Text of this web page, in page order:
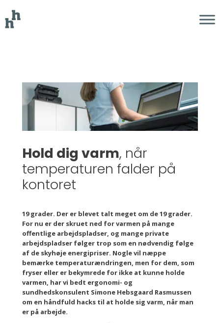
Hold dig varm, når
temperaturen falder på
kontoret
19 grader. Der er blevet talt meget om de 19 grader.
For nu er der skruet ned for varmen på mange
offentlige arbejdspladser, og mange private
arbejdspladser følger trop som en nødvendig følge
af de skyhøje energipriser. Nogle vil næppe
bemærke temperaturændringen, men for dem, som
fryser eller er bekymrede for ikke at kunne holde
varmen, har vi bedt ergonomi- og
sundhedskonsulent Simone Hebsgaard Rasmussen
om en håndfuld hacks til at holde sig varm, når man
er på arbejde.